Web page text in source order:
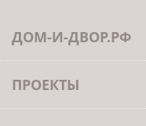
ДОМ-И-ДВОР.РФ
ПРОЕКТЫ